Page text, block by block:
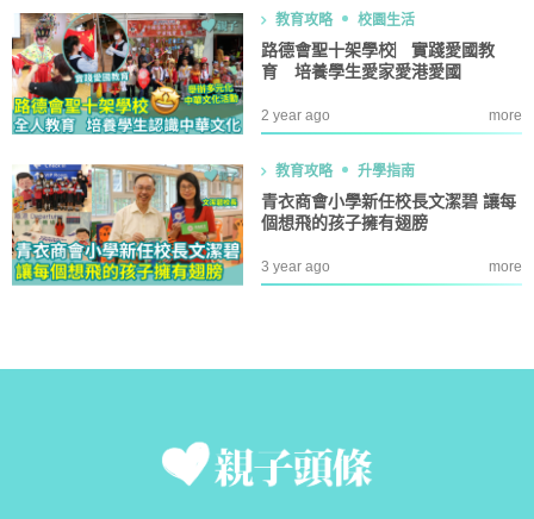
教育攻略 校園生活
路德會聖十架學校︳實踐愛國教
育 培養學生愛家愛港愛國
2 year ago more
教育攻略 升學指南
青衣商會小學新任校長文潔碧 讓每
個想飛的孩子擁有翅膀
3 year ago more